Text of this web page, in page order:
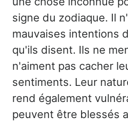
signe du zodiaque. Il
mauvaises intentions
qu'ils disent. Ils ne
n'aiment pas cacher
sentiments. Leur
rend également
peuvent être blessés